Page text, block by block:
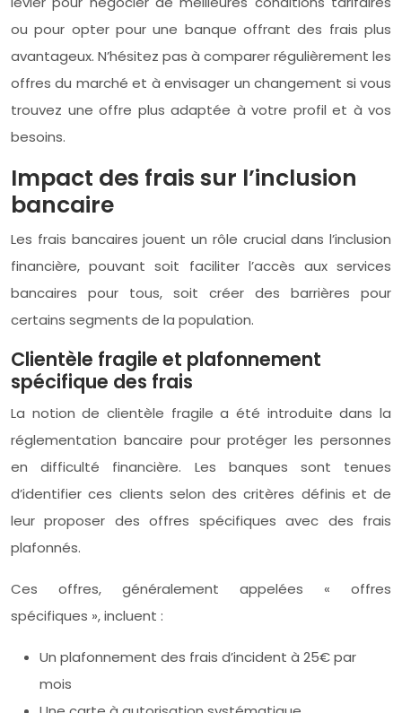
ou pour opter pour une banque offrant des frais plus
avantageux. N’hésitez pas à comparer régulièrement les
offres du marché et à envisager un changement si vous
trouvez une offre plus adaptée à votre profil et à vos
besoins.
Impact des frais sur l’inclusion
bancaire
Les frais bancaires jouent un rôle crucial dans l’inclusion
financière, pouvant soit faciliter l’accès aux services
bancaires pour tous, soit créer des barrières pour
certains segments de la population.
Clientèle fragile et plafonnement
spécifique des frais
La notion de clientèle fragile a été introduite dans la
réglementation bancaire pour protéger les personnes
en difficulté financière. Les banques sont tenues
d’identifier ces clients selon des critères définis et de
leur proposer des offres spécifiques avec des frais
plafonnés.
Ces offres, généralement appelées « offres
spécifiques », incluent :
Un plafonnement des frais d’incident à 25€ par
mois